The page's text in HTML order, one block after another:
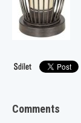
Comments